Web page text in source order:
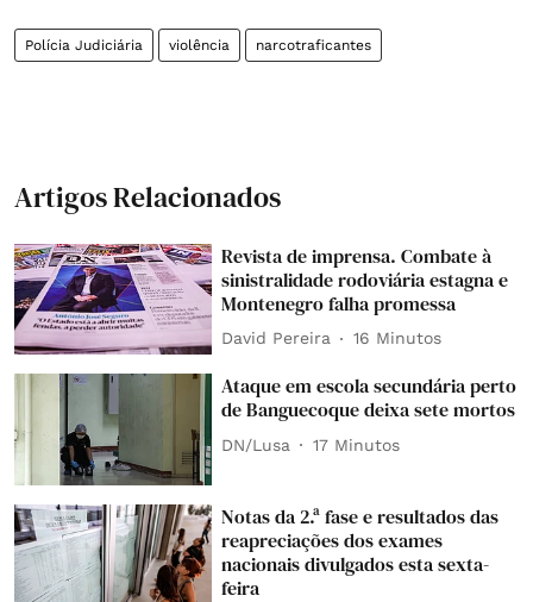
Polícia Judiciária violência narcotraficantes
Artigos Relacionados
Revista de imprensa. Combate à
sinistralidade rodoviária estagna e
Montenegro falha promessa
David Pereira 16 Minutos
Ataque em escola secundária perto
de Banguecoque deixa sete mortos
DN/Lusa 17 Minutos
Notas da 2.ª fase e resultados das
reapreciações dos exames
nacionais divulgados esta sexta-
feira